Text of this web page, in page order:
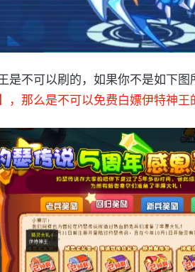
是不可以刷的，如果你不是如下
，那么是不可以免费白嫖伊特神王